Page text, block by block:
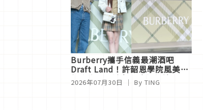
Burberry攜手信義最潮酒吧
Draft Land！許韶恩學院風美出
新高度，曝追劇心疼姊姊這件事
2026年07月30日 ｜ By TING